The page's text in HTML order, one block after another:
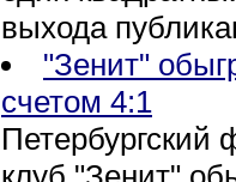
выхода
"Зенит"
счетом 4:1
Петербургский